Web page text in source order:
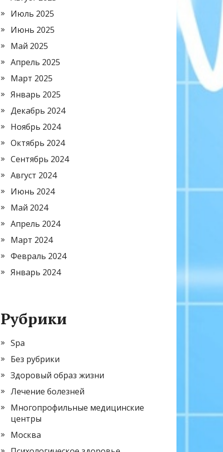
Июль 2025
Июнь 2025
Май 2025
Апрель 2025
Март 2025
Январь 2025
Декабрь 2024
Ноябрь 2024
Октябрь 2024
Сентябрь 2024
Август 2024
Июнь 2024
Май 2024
Апрель 2024
Март 2024
Февраль 2024
Январь 2024
Рубрики
Spa
Без рубрики
Здоровый образ жизни
Лечение болезней
Многопрофильные медицинские
центры
Москва